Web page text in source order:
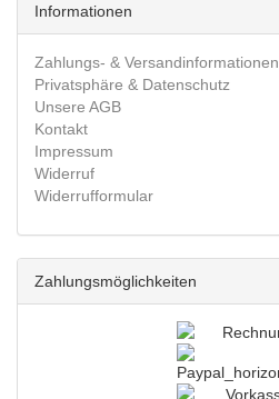
Informationen
Zahlungs- & Versandinformationen
Privatsphäre & Datenschutz
Unsere AGB
Kontakt
Impressum
Widerruf
Widerrufformular
Zahlungsmöglichkeiten